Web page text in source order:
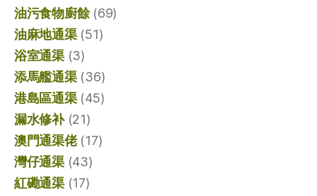
油污食物廚餘(69)
油麻地通渠(51)
浴室通渠(3)
添馬艦通渠(36)
港島區通渠(45)
漏水修补(21)
澳門通渠佬(17)
灣仔通渠(43)
紅磡通渠(17)